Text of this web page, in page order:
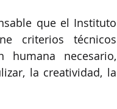
criterios técnicos
necesario,
la creatividad, la